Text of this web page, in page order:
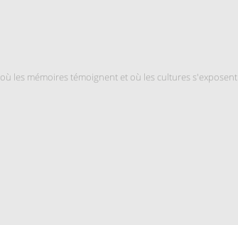
où les mémoires témoignent et où les cultures s'exposent